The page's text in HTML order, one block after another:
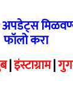
फॉलो करा
|इंस्टाग्राम|